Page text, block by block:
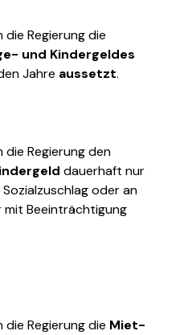
die Regierung die
und Kindergeldes
Jahre aussetzt.
die Regierung den
dauerhaft nur
oder an
mit Beeinträchtigung
die Regierung die Miet-